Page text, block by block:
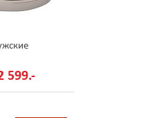
599.-